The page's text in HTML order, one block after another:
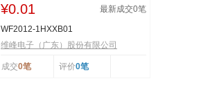
¥0.01 最新成交0笔
WF2012-1HXXB01
维峰电子（广东）股份有限公司
成交0笔 评价0笔